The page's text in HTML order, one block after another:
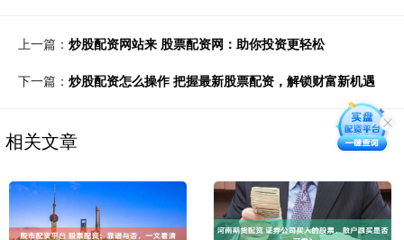
上一篇： 炒股配资网站来 股票配资网：助你投资更轻松
下一篇： 炒股配资怎么操作 把握最新股票配资，解锁财富新机遇
相关文章